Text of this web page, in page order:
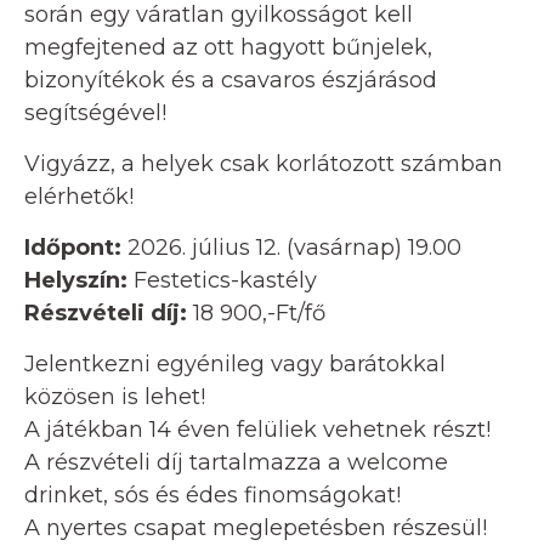
során egy váratlan gyilkosságot kell
megfejtened az ott hagyott bűnjelek,
bizonyítékok és a csavaros észjárásod
segítségével!
Vigyázz, a helyek csak korlátozott számban
elérhetők!
Időpont: 2026. július 12. (vasárnap) 19.00
Helyszín: Festetics-kastély
Részvételi díj: 18 900,-Ft/fő
Jelentkezni egyénileg vagy barátokkal
közösen is lehet!
A játékban 14 éven felüliek vehetnek részt!
A részvételi díj tartalmazza a welcome
drinket, sós és édes finomságokat!
A nyertes csapat meglepetésben részesül!